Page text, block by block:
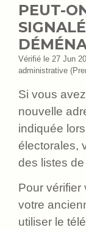
PEUT-
Vérifié le 27 Jun
administrative
Si vous
nouvelle
indiquée
électorales,
des listes
Pour vérifier
votre
utiliser le